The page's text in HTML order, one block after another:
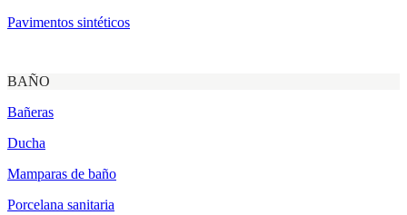
Pavimentos sintéticos
BAÑO
Bañeras
Ducha
Mamparas de baño
Porcelana sanitaria